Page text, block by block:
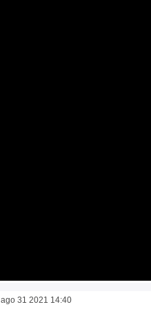
ago 31 2021 14:40